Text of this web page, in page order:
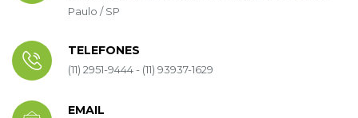
Paulo / SP
TELEFONES
(11) 2951-9444 - (11) 93937-1629
EMAIL